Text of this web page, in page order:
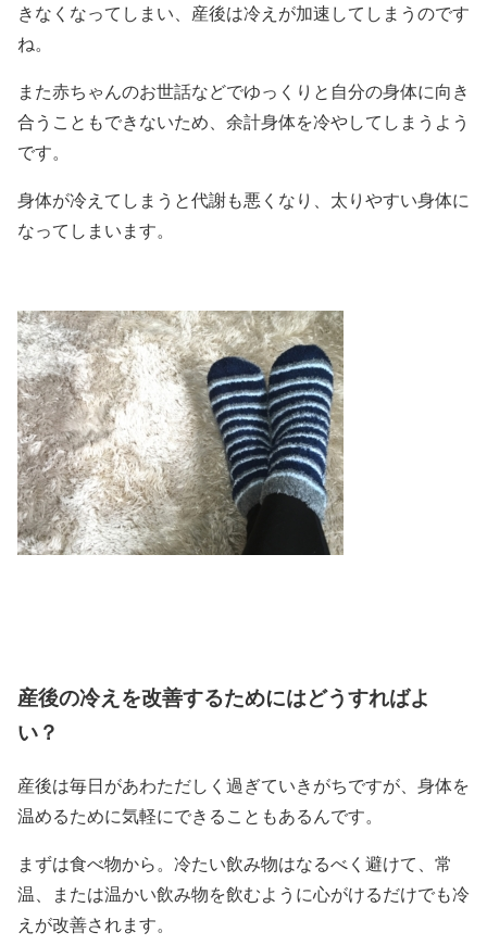
きなくなってしまい、産後は冷えが加速してしまうのです
ね。
また赤ちゃんのお世話などでゆっくりと自分の身体に向き
合うこともできないため、余計身体を冷やしてしまうよう
です。
身体が冷えてしまうと代謝も悪くなり、太りやすい身体に
なってしまいます。
産後の冷えを改善するためにはどうすればよ
い？
産後は毎日があわただしく過ぎていきがちですが、身体を
温めるために気軽にできることもあるんです。
まずは食べ物から。冷たい飲み物はなるべく避けて、常
温、または温かい飲み物を飲むように心がけるだけでも冷
えが改善されます。